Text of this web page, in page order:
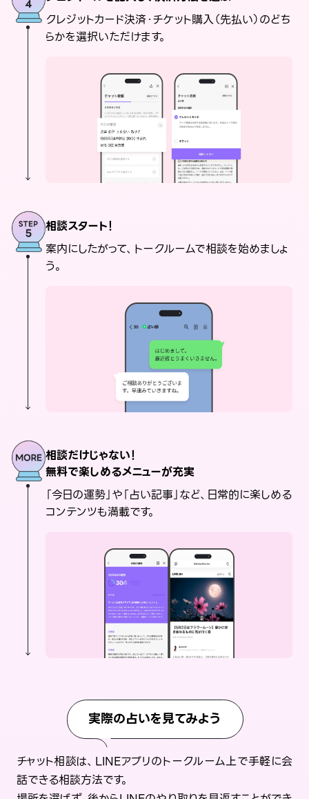
クレジットカード決済・チケット購入（先払い）のどち
らかを選択いただけます。
相談スタート！
案内にしたがって、トークルームで相談を始めましょ
う。
相談だけじゃない！
無料で楽しめるメニューが充実
「今日の運勢」や「占い記事」など、日常的に楽しめる
コンテンツも満載です。
実際の占いを見てみよう
チャット相談は、LINEアプリのトークルーム上で手軽に会
話できる相談方法です。